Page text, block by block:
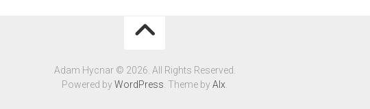
Adam Hycnar © 2026. All Rights Reserved.
Powered byWordPress . Theme byAlx